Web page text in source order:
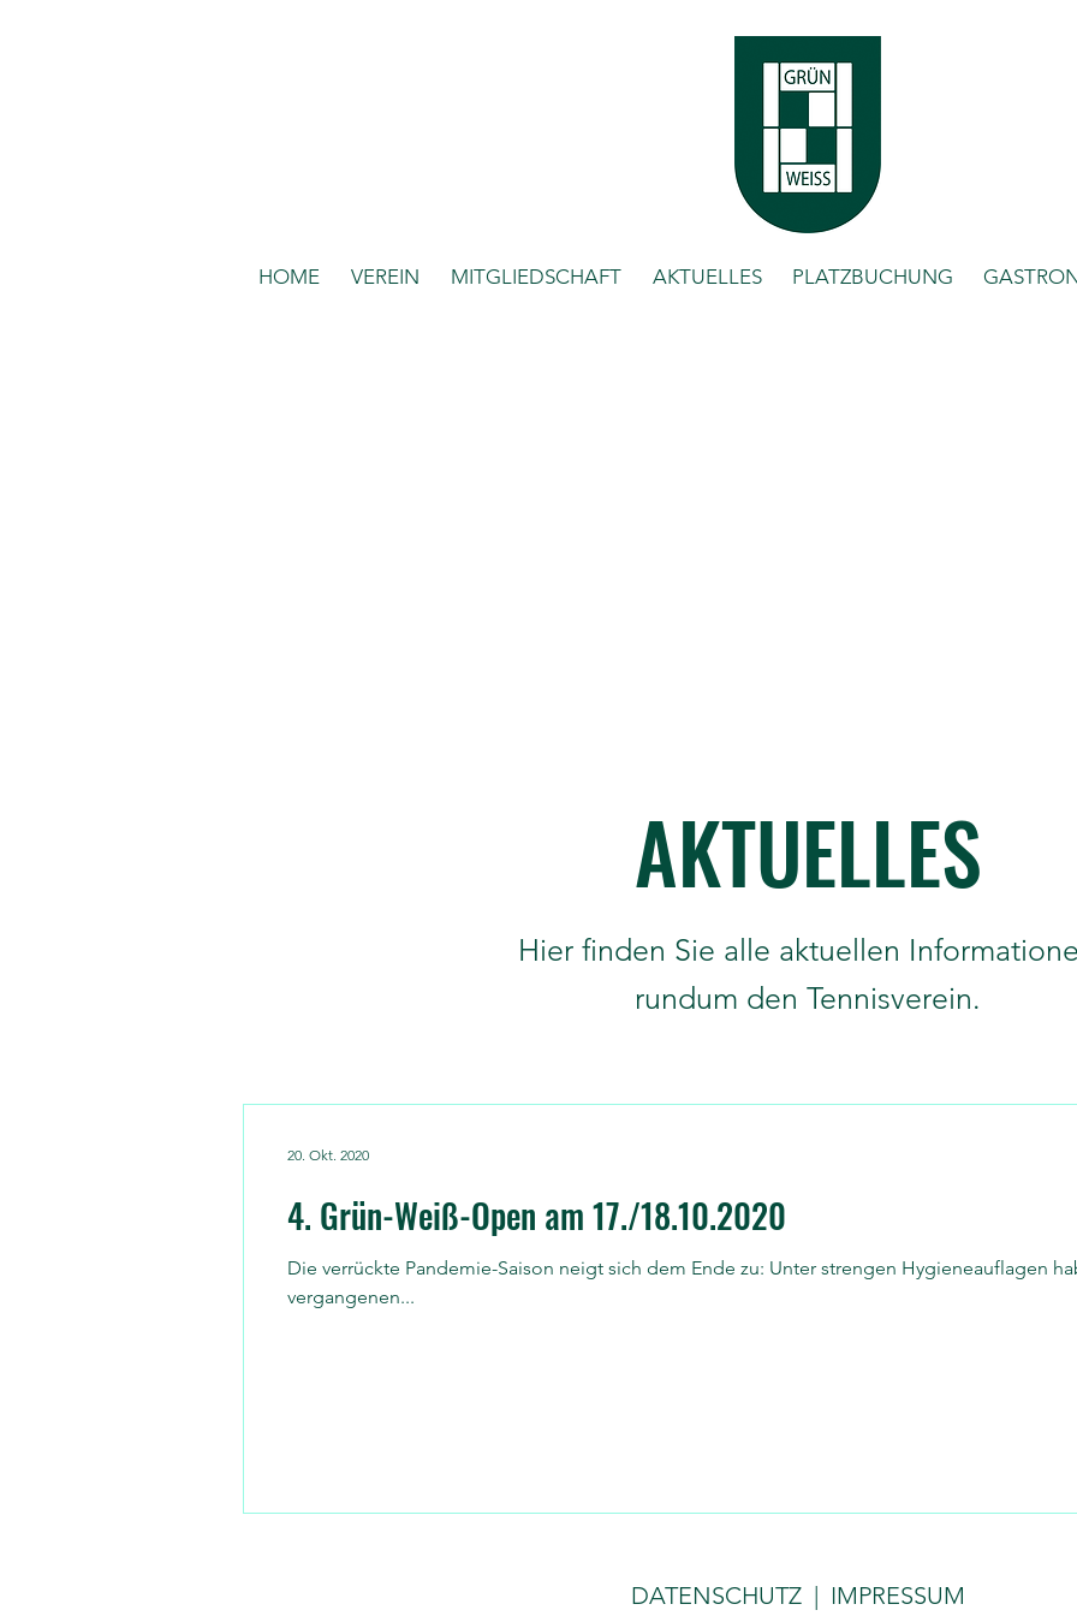
HOME VEREIN MITGLIEDSCHAFT AKTUELLES PLATZBUCHUNG
AKTUELLES
Hier finden Sie alle aktuellen
rundum den Tennisverein.
4. Grün-Weiß-Open am 17./18.10.2020
Die verrückte Pandemie-Saison neigt sich dem Ende zu: Unter strengen Hygieneauflagen haben wir es geschafft, am
vergangenen...
20. Okt. 2020
DATENSCHUTZ | IMPRESSUM